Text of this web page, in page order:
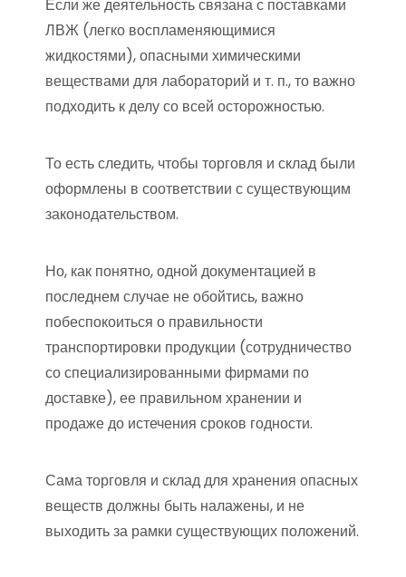
Если же деятельность связана с поставками
ЛВЖ (легко воспламеняющимися
жидкостями), опасными химическими
веществами для лабораторий и т. п., то важно
подходить к делу со всей осторожностью.
То есть следить, чтобы торговля и склад были
оформлены в соответствии с существующим
законодательством.
Но, как понятно, одной документацией в
последнем случае не обойтись, важно
побеспокоиться о правильности
транспортировки продукции (сотрудничество
со специализированными фирмами по
доставке), ее правильном хранении и
продаже до истечения сроков годности.
Сама торговля и склад для хранения опасных
веществ должны быть налажены, и не
выходить за рамки существующих положений.